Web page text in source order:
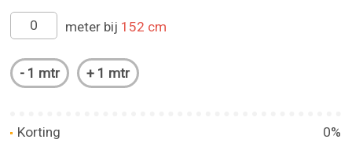
meter bij 152 cm
Korting
0%